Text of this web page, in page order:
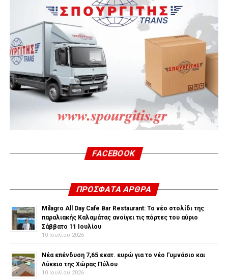
FACEBOOK
ΠΡΌΣΦΑΤΑ ΆΡΘΡΑ
Milagro All Day Cafe Bar Restaurant: Το νέο στολίδι της
παραλιακής Καλαμάτας ανοίγει τις πόρτες του αύριο
Σάββατο 11 Ιουλίου
10 Ιουλίου 2026
Νέα επένδυση 7,65 εκατ. ευρώ για το νέο Γυμνάσιο και
Λύκειο της Χώρας Πύλου
10 Ιουλίου 2026